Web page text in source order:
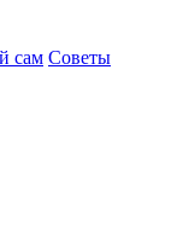
сам Советы